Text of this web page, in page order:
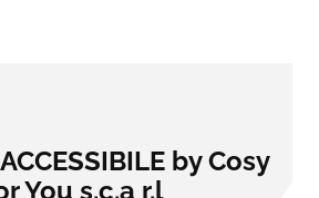
by Cosy
You s.c.a r.l